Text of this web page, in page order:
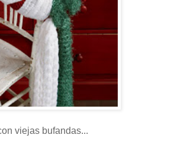
viejas bufandas...